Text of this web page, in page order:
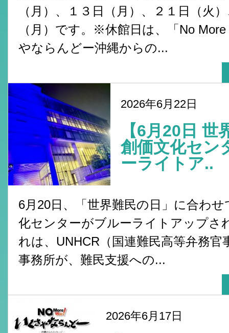
（月）、１３日（月）、２１日（火
（月）です。※休館日は、「No
やならんどー沖縄からの...
2026年6月22日
【6月20日 世
創価文化セン
ーライトア..
6月20日、「世界難民の日」に合わせ
化センターがブルーライトアップさ
れは、UNHCR（国連難民高等弁務官
事務所が、難民支援への...
2026年6月17日